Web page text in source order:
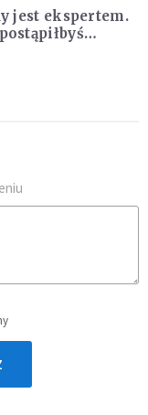
jest ekspertem.